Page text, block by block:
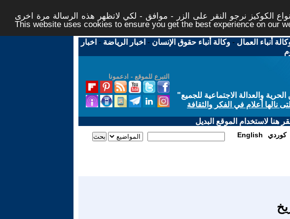
الكوكيز نرجو النقر على الزر - موافق - لكي لاتظهر هذه الرسالة مرة اخرى -
This website uses cookies to ensure you get the best experience on our
أنباء العمال -وكالة أنباء حقوق الإنسان - اخبار الرياضة - اخبار
التبرع للموقع - ادعمونا
والعدالة الاجتماعية للجميع"
نالها أعلام في الفكر والثقافة
هنا لاستخدام الموقع البديل
English كوردي